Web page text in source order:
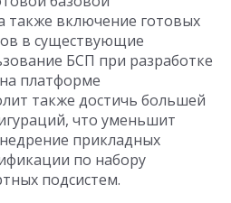
также включение готовых
в существующие
БСП при разработке
платформе
также достичь большей
что уменьшит
прикладных
по набору
подсистем.